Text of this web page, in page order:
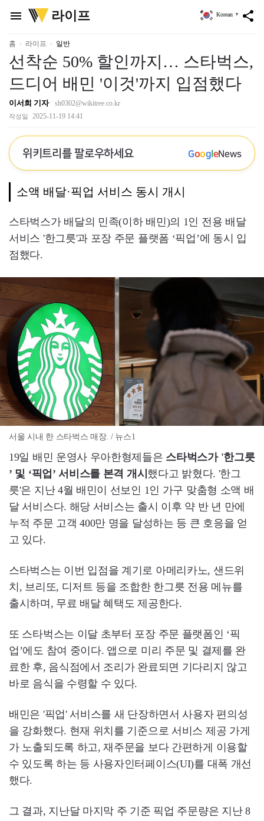
menu
위
키
리
라이프 share
Korean ▼
홈 라이프 일반
선착순 50% 할인까지… 스타벅스,
드디어 배민 '이것'까지 입점했다
이서희 기자 sh0302@wikitree.co.kr
작성일 2025-11-19 14:41
위키트리를 팔로우하세요 GoogleNews
소액 배달·픽업 서비스 동시 개시
스타벅스가 배달의 민족(이하 배민)의 1인 전용 배달
서비스 '한그릇'과 포장 주문 플랫폼 ‘픽업’에 동시 입
점했다.
서울 시내 한 스타벅스 매장. / 뉴스1
19일 배민 운영사 우아한형제들은 스타벅스가 '한그릇
’ 및 ‘픽업’ 서비스를 본격 개시 했다고 밝혔다. '한그
릇'은 지난 4월 배민이 선보인 1인 가구 맞춤형 소액 배
달 서비스다. 해당 서비스는 출시 이후 약 반 년 만에
누적 주문 고객 400만 명을 달성하는 등 큰 호응을 얻
고 있다.
스타벅스는 이번 입점을 계기로 아메리카노, 샌드위
치, 브리또, 디저트 등을 조합한 한그릇 전용 메뉴를
출시하며, 무료 배달 혜택도 제공한다.
또 스타벅스는 이달 초부터 포장 주문 플랫폼인 ‘픽
업’에도 참여 중이다. 앱으로 미리 주문 및 결제를 완
료한 후, 음식점에서 조리가 완료되면 기다리지 않고
바로 음식을 수령할 수 있다.
배민은 '픽업' 서비스를 새 단장하면서 사용자 편의성
을 강화했다. 현재 위치를 기준으로 서비스 제공 가게
가 노출되도록 하고, 재주문을 보다 간편하게 이용할
수 있도록 하는 등 사용자인터페이스(UI)를 대폭 개선
했다.
그 결과, 지난달 마지막 주 기준 픽업 주문량은 지난 8